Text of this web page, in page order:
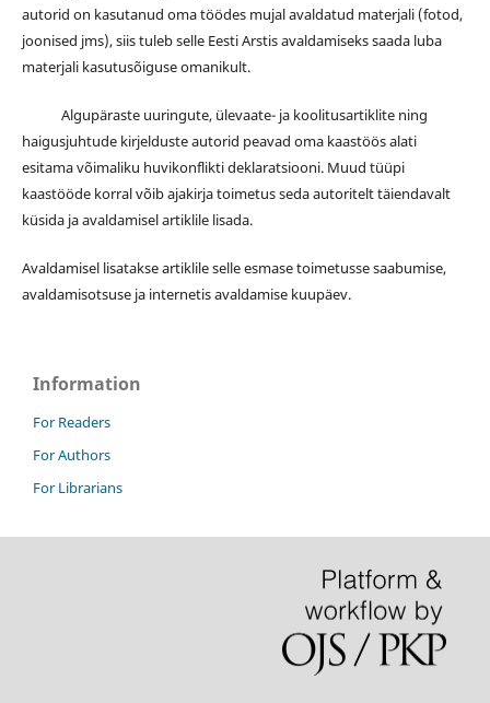
autorid on kasutanud oma töödes mujal avaldatud materjali (fotod,
joonised jms), siis tuleb selle Eesti Arstis avaldamiseks saada luba
materjali kasutusõiguse omanikult.
Algupäraste uuringute, ülevaate- ja koolitusartiklite ning
haigusjuhtude kirjelduste autorid peavad oma kaastöös alati
esitama võimaliku huvikonflikti deklaratsiooni. Muud tüüpi
kaastööde korral võib ajakirja toimetus seda autoritelt täiendavalt
küsida ja avaldamisel artiklile lisada.
Avaldamisel lisatakse artiklile selle esmase toimetusse saabumise,
avaldamisotsuse ja internetis avaldamise kuupäev.
Information
For Readers
For Authors
For Librarians